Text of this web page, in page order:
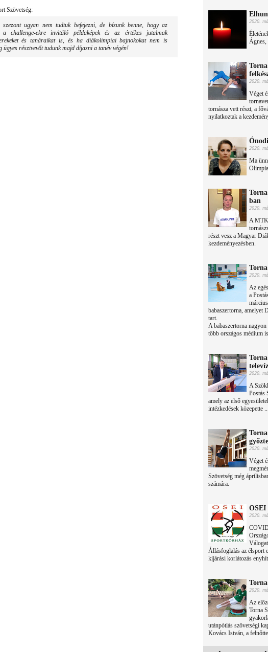
Szövetség:
ugyan nem tudtuk befejezni, de bízunk benne, hogy az
a challenge-ekre invitáló példaképek és az értékes jutalmak
és tanáraikat is, és ha diákolimpiai bajnokokat nem is
ügyes résztvevőt tudunk majd díjazni a tanév végén!
2020.
Ágnes,
2020.
Véget
tornásza vett részt, a
nyilatkoztak a
2020.
Ma
ban
2020.
A
részt vesz a Magyar
kezdeményezésben.
2020.
Az
a
babaszertorna, amelyet
tart.
A babaszertorna
több országos médium
2020.
A
Postás
amely az első
intézkedések közepette ...
2020.
Véget
Szövetség még
számára.
OSEI
2020.
Állásfoglalás az élsport
kijárási korlátozás
2020.
Az
Torna
utánpótlás szövetségi
Kovács István, a